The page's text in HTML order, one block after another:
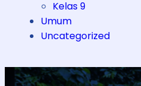
Kelas 9
Umum
Uncategorized